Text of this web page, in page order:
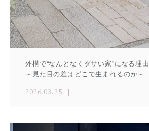
外構で“なんとなくダサい家”になる理由
～見た目の差はどこで生まれるのか～
2026.03.25